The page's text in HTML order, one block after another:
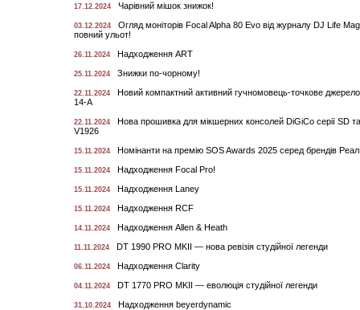
17.12.2024 Чарівний мішок знижок!
03.12.2024
Огляд моніторів Focal Alpha 80 Evo від журналу DJ Life
повний ульот!
26.11.2024 Надходження ART
25.11.2024 Знижки по-чорному!
22.11.2024
Новий компактний активний гучномовець-точкове
14-A
22.11.2024
Нова прошивка для мікшерних консолей DiGiCo серії SD
V1926
15.11.2024 Номінанти на премію SOS Awards 2025 серед брендів
15.11.2024 Надходження Focal Pro!
15.11.2024 Надходження Laney
15.11.2024 Надходження RCF
14.11.2024 Надходження Allen & Heath
11.11.2024 DT 1990 PRO MKII — нова ревізія студійної легенди
06.11.2024 Надходження Clarity
04.11.2024 DT 1770 PRO MKII — еволюція студійної легенди
31.10.2024 Надходження beyerdynamic